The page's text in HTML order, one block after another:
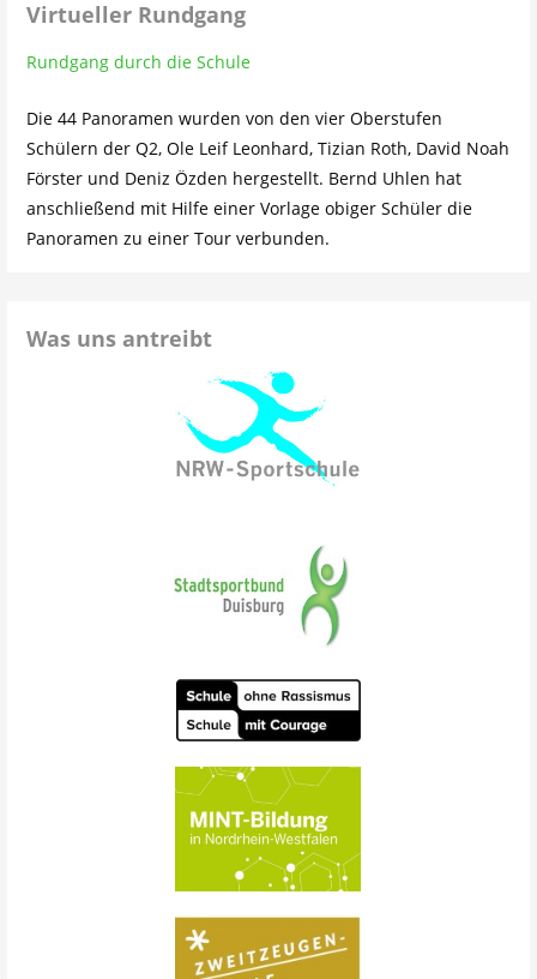
Virtueller Rundgang
Rundgang durch die Schule
Die 44 Panoramen wurden von den vier Oberstufen
Schülern der Q2, Ole Leif Leonhard, Tizian Roth, David Noah
Förster und Deniz Özden hergestellt. Bernd Uhlen hat
anschließend mit Hilfe einer Vorlage obiger Schüler die
Panoramen zu einer Tour verbunden.
Was uns antreibt